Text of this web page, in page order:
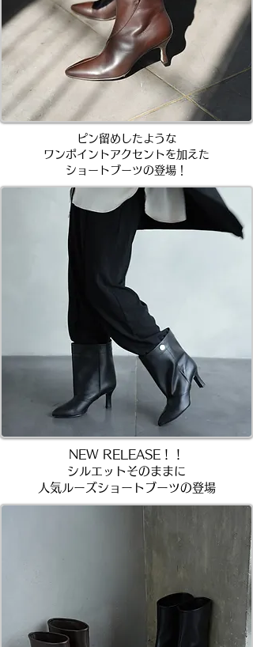
ピン留めしたような​
ワンポイントアクセントを加えた
ショートブーツの登場！
NEW RELEASE！！
シルエットそのままに
人気ルーズショートブーツの登場